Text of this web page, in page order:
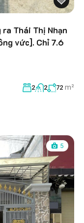
Thái Thị Nhạn
vức]. Chỉ 7.6
2 2 72 m²
5